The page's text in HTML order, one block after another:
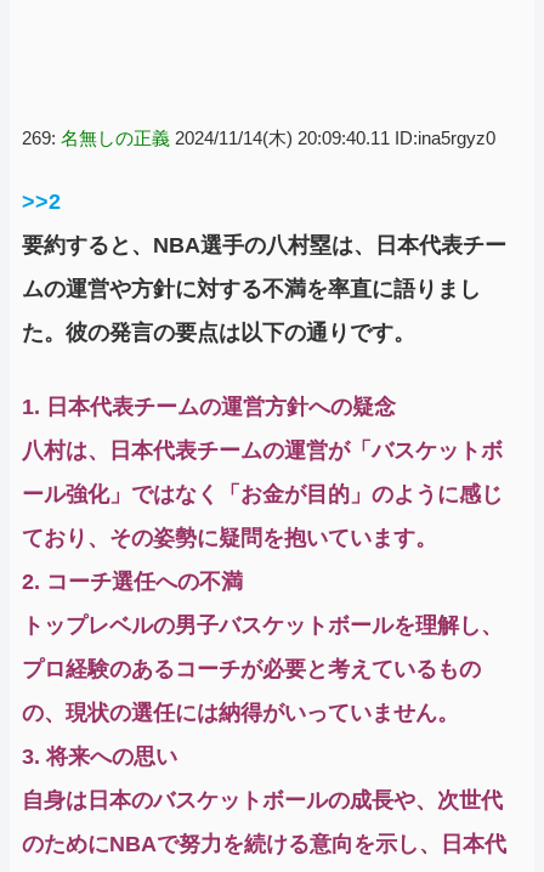
269: 名無しの正義 2024/11/14(木) 20:09:40.11 ID:ina5rgyz0
>>2
要約すると、NBA選手の八村塁は、日本代表チー
ムの運営や方針に対する不満を率直に語りまし
た。彼の発言の要点は以下の通りです。
1. 日本代表チームの運営方針への疑念
八村は、日本代表チームの運営が「バスケットボ
ール強化」ではなく「お金が目的」のように感じ
ており、その姿勢に疑問を抱いています。
2. コーチ選任への不満
トップレベルの男子バスケットボールを理解し、
プロ経験のあるコーチが必要と考えているもの
の、現状の選任には納得がいっていません。
3. 将来への思い
自身は日本のバスケットボールの成長や、次世代
のためにNBAで努力を続ける意向を示し、日本代